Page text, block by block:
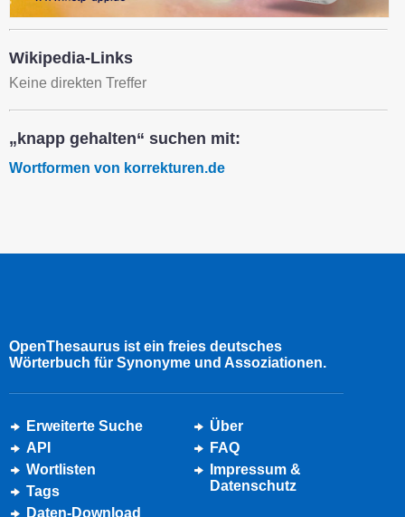
Wikipedia-Links
Keine direkten Treffer
„knapp gehalten“ suchen mit:
Wortformen von korrekturen.de
OpenThesaurus ist ein freies deutsches
Wörterbuch für Synonyme und Assoziationen.
Erweiterte Suche
API
Wortlisten
Tags
Daten-Download
Über
FAQ
Impressum &
Datenschutz